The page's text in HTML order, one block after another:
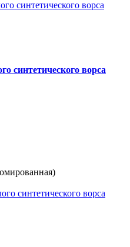
синтетического ворса